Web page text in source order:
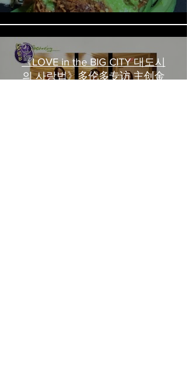
《LOVE in the BIG CITY 대도시
의 사랑법》多伦多专访 主创金